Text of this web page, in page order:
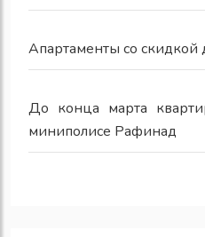
Апартаменты со
До конца марта
миниполисе Рафинад